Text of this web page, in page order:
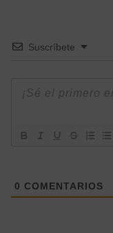
Suscríbete
0 COMENTARIOS